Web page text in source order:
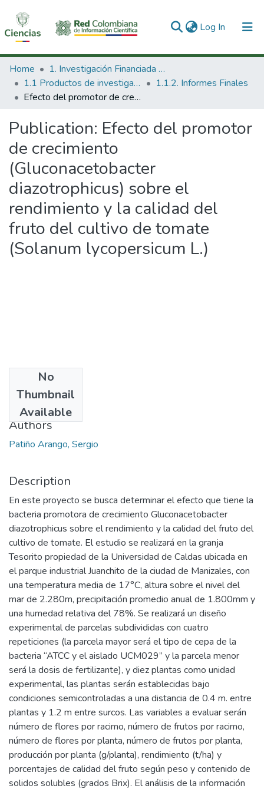
Log In (current)
Communities & Collections
All of DSpace
Home
1. Investigación Financiada con Recursos Públicos
1.1 Productos de investigación
1.1.2. Informes Finales
Efecto del promotor de crecimiento (Gluconacetobacter diazotrophicus) sobre el rendimiento y la calidad del fruto del cultivo de tomate (Solanum lycopersicum L.)
Publication: Efecto del promotor
de crecimiento
(Gluconacetobacter
diazotrophicus) sobre el
rendimiento y la calidad del
fruto del cultivo de tomate
(Solanum lycopersicum L.)
No
Thumbnail
Available
2012
Authors
Patiño Arango, Sergio
Description
En este proyecto se busca determinar el efecto que tiene la
bacteria promotora de crecimiento Gluconacetobacter
diazotrophicus sobre el rendimiento y la calidad del fruto del
cultivo de tomate. El estudio se realizará en la granja
Tesorito propiedad de la Universidad de Caldas ubicada en
el parque industrial Juanchito de la ciudad de Manizales, con
una temperatura media de 17°C, altura sobre el nivel del
mar de 2.280m, precipitación promedio anual de 1.800mm y
una humedad relativa del 78%. Se realizará un diseño
experimental de parcelas subdivididas con cuatro
repeticiones (la parcela mayor será el tipo de cepa de la
bacteria “ATCC y el aislado UCM029” y la parcela menor
será la dosis de fertilizante), y diez plantas como unidad
experimental, las plantas serán establecidas bajo
condiciones semicontroladas a una distancia de 0.4 m. entre
plantas y 1.2 m entre surcos. Las variables a evaluar serán
número de flores por racimo, número de frutos por racimo,
número de flores por planta, número de frutos por planta,
producción por planta (g/planta), rendimiento (t/ha) y
porcentajes de calidad del fruto según peso y contenido de
solidos solubles (grados Brix). El análisis de la información